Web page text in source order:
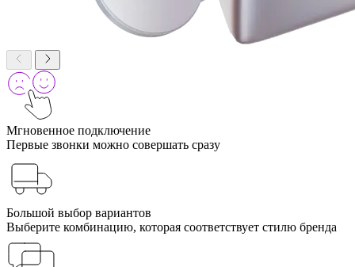
Мгновенное подключение
Первые звонки можно совершать сразу
Большой выбор вариантов
Выберите комбинацию, которая соответствует стилю бренда